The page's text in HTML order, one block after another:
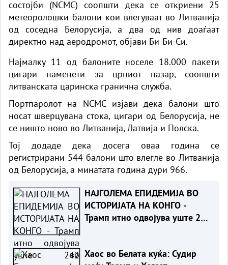
состојби (NCMC) соопшти дека се откриени 25
метеоролошки балони кои влегуваат во Литванија
од соседна Белорусија, а два од нив доаѓаат
директно над аеродромот, објави Би-Би-Си.
Најмалку 11 од балоните носеле 18.000 пакети
цигари наменети за црниот пазар, соопшти
литванската царинска гранична служба.
Портпаролот на NCMC изјави дека балони што
носат шверцувана стока, цигари од Белорусија, не
се ништо ново во Литванија, Латвија и Полска.
Тој додаде дека досега оваа година се
регистрирани 544 балони што влегле во Литванија
од Белорусија, а минатата година дури 966.
НАЈГОЛЕМА ЕПИДЕМИЈА ВО
ИСТОРИЈАТА НА КОНГО -
Трамп итно одвојува уште 242
Хаос во Белата куќа: Судир